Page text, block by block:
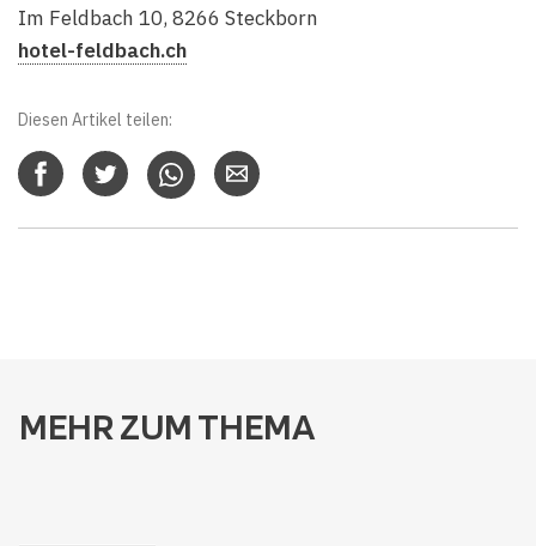
Im Feldbach 10, 8266 Steckborn
hotel-feldbach.ch
Diesen Artikel teilen:
MEHR ZUM THEMA